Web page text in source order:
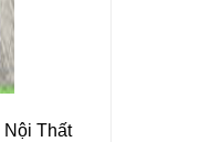
Nội Thất